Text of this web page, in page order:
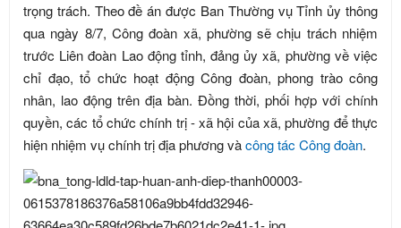
trọng trách. Theo đề án được Ban Thường vụ Tỉnh ủy thông
qua ngày 8/7, Công đoàn xã, phường sẽ chịu trách nhiệm
trước Liên đoàn Lao động tỉnh, đảng ủy xã, phường về việc
chỉ đạo, tổ chức hoạt động Công đoàn, phong trào công
nhân, lao động trên địa bàn. Đồng thời, phối hợp với chính
quyền, các tổ chức chính trị - xã hội của xã, phường để thực
hiện nhiệm vụ chính trị địa phương vàcông tác Công đoàn.